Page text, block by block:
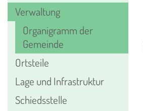
Verwaltung
Organigramm der
Gemeinde
Ortsteile
Lage und Infrastruktur
Schiedsstelle